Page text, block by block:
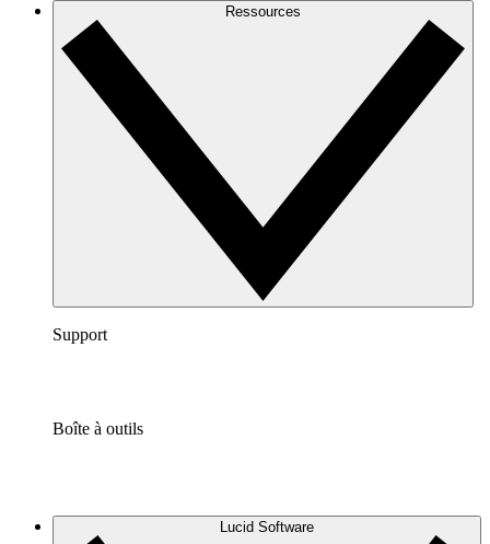
Ressources
Support
Boîte à outils
Lucid Software